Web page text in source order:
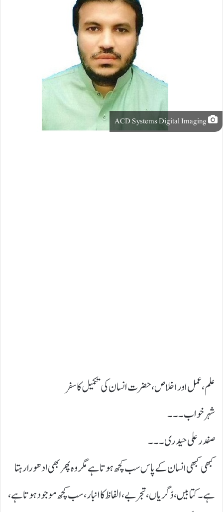
علم، عمل اور اخلاص، حضرت انسان کی تکمیل کا سفر
شہر خواب ۔۔۔
صفدر علی حیدری۔۔۔
کبھی کبھی انسان کے پاس سب کچھ ہوتا ہے مگر وہ پھر بھی ادھورا رہتا
ہے۔ کتابیں، ڈگریاں، تجربے، الفاظ کا انبار، سب کچھ موجود ہوتا ہے،